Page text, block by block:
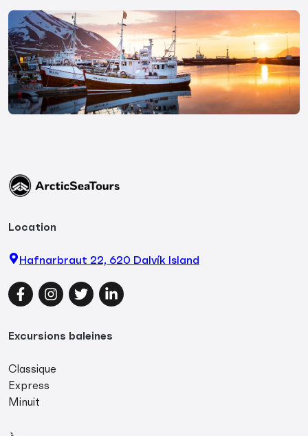
Location
Hafnarbraut 22, 620 Dalvík Island
FacebookInstagram
TwitterLinkedIn
Excursions baleines
Classique
Express
Minuit